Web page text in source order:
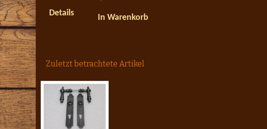
Details
In Warenkorb
Zuletzt betrachtete Artikel